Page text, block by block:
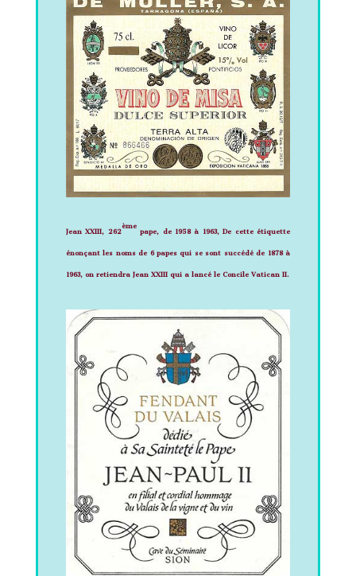
Jean XXIII, 262
ème
pape, de 1958 à 1963,De cette étiquette
énonçant les noms de 6 papes qui se sont succédé de 1878 à
1963, on retiendra Jean XXIII qui a lancé le Concile Vatican II.